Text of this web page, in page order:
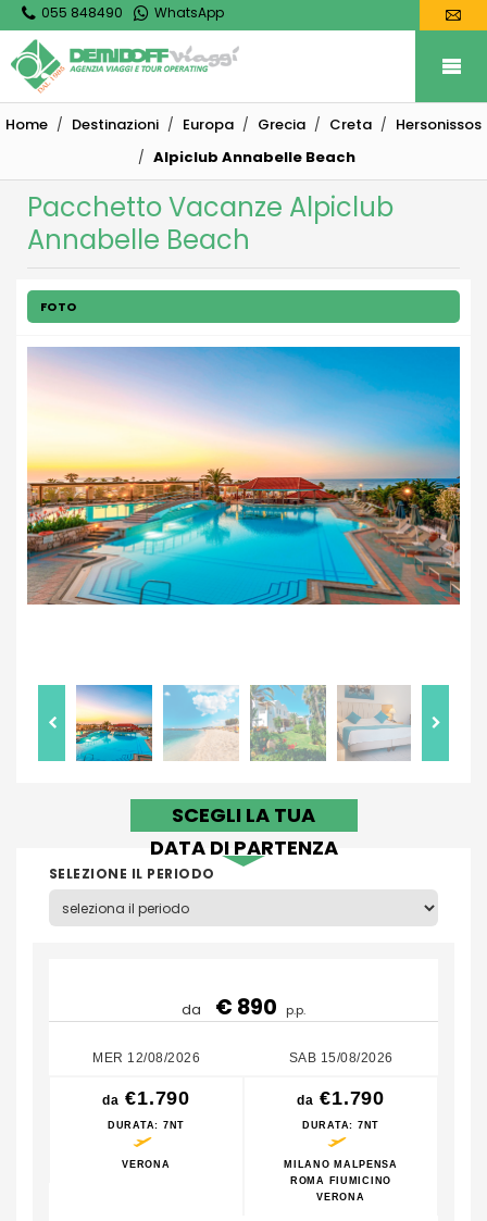
055 848490 WhatsApp
Home Destinazioni Europa Grecia Creta
Hersonissos
Alpiclub Annabelle Beach
Pacchetto Vacanze Alpiclub
Annabelle Beach
FOTO
SCEGLI LA TUA
DATA DI PARTENZA
SELEZIONE IL PERIODO
da € 890 p.p.
MER 12/08/2026
da €1.790
DURATA: 7NT
VERONA
SAB 15/08/2026
da €1.790
DURATA: 7NT
MILANO MALPENSA
ROMA FIUMICINO
VERONA